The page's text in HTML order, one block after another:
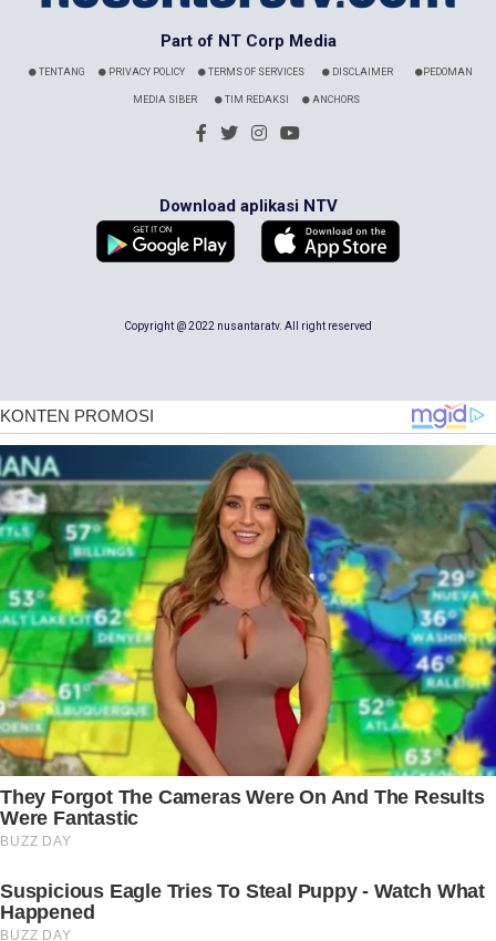
Part of NT Corp Media
TENTANG PRIVACY POLICY TERMS OF SERVICES DISCLAIMER PEDOMAN
MEDIA SIBER TIM REDAKSI ANCHORS
Download aplikasi NTV
Copyright @ 2022 nusantaratv. All right reserved